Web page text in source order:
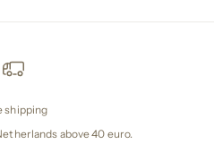
shipping
above 40 euro.